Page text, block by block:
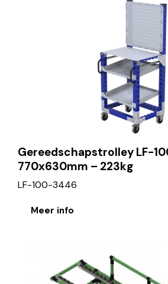
Gereedschapstrolley LF-
770x630mm – 223kg
LF-100-3446
Meer info